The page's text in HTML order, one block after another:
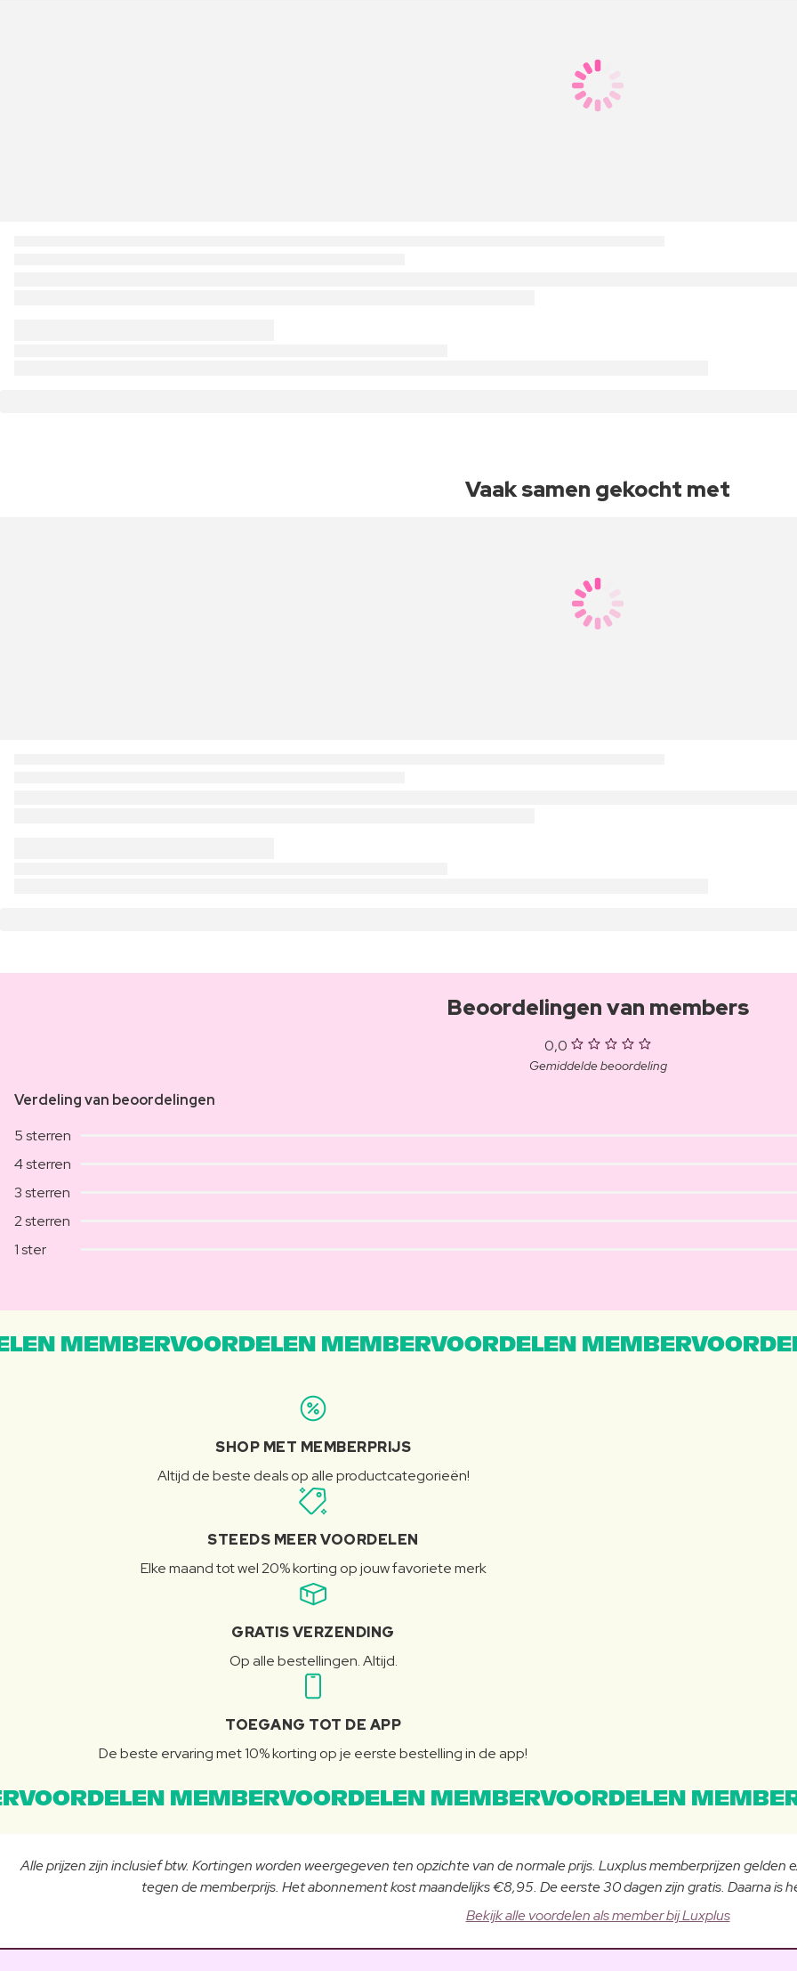
Vaak samen gekocht met
Beoordelingen van members
0,0
Gemiddelde beoordeling
Verdeling van beoordelingen
5 sterren
4 sterren
3 sterren
2 sterren
1 ster
MEMBERVOORDELEN MEMBERVOORDELEN
SHOP MET MEMBERPRIJS
Altijd de beste deals op alle productcategorieën!
STEEDS MEER VOORDELEN
Elke maand tot wel 20% korting op jouw favoriete merk
GRATIS VERZENDING
Op alle bestellingen. Altijd.
TOEGANG TOT DE APP
De beste ervaring met 10% korting op je eerste bestelling in de app!
MEMBERVOORDELEN MEMBERVOORDELEN
Alle prijzen zijn inclusief btw. Kortingen worden weergegeven ten opzichte van de normale prijs. Luxplus memberprijzen
tegen de memberprijs. Het abonnement kost maandelijks €8,95. De eerste 30 dagen zijn gratis. Daarna is
Bekijk alle voordelen als member bij Luxplus